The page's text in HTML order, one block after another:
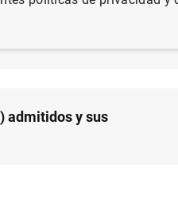
admitidos y sus